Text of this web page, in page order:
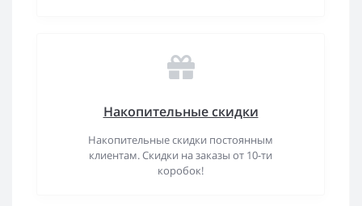
Накопительные скидки
Накопительные скидки постоянным
клиентам. Скидки на заказы от 10-ти
коробок!